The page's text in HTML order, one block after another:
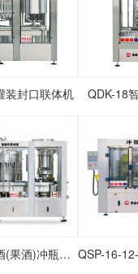
装封口联体机 QDK-18
QSP-24-24-6葡萄酒(果酒)冲瓶灌装打塞联体机